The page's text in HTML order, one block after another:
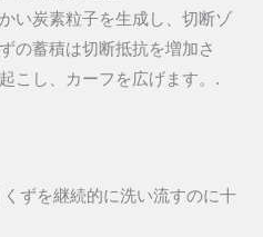
い炭素粒子を生成し、切断ゾ
の蓄積は切断抵抗を増加さ
こし、カーフを広げます。.
ずを継続的に洗い流すのに十